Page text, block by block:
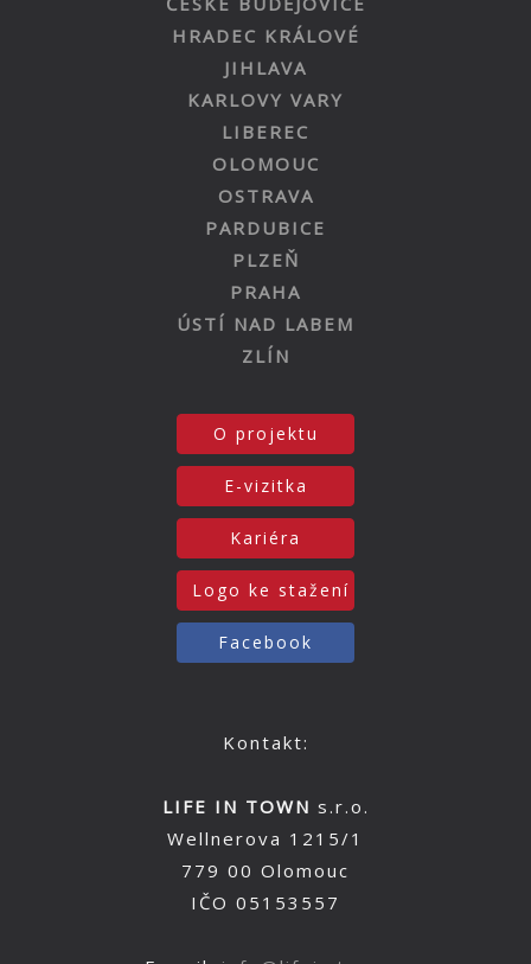
HRADEC KRÁLOVÉ
JIHLAVA
KARLOVY VARY
LIBEREC
OLOMOUC
OSTRAVA
PARDUBICE
PLZEŇ
PRAHA
ÚSTÍ NAD LABEM
ZLÍN
O projektu
E-vizitka
Kariéra
Logo ke stažení
Facebook
Kontakt:
LIFE IN TOWN s.r.o.
Wellnerova 1215/1
779 00 Olomouc
IČO 05153557